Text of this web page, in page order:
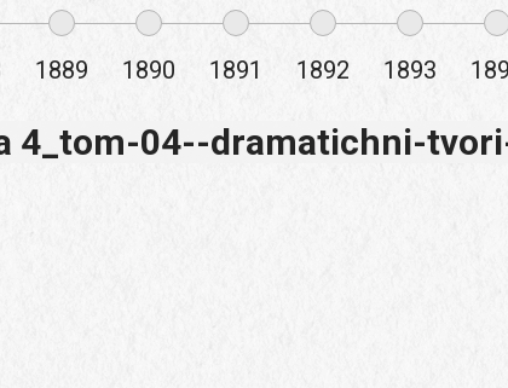
1889 1890 1891 1892 1893
4_tom-04--dramatichni-